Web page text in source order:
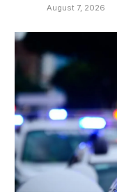
August 7, 2026